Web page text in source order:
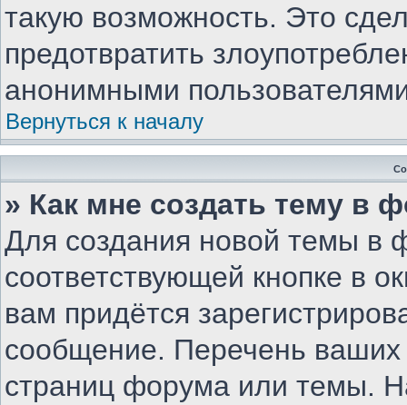
такую возможность. Это
предотвратить
анонимными
Вернуться к началу
» Как мне создать тему в
Для создания новой темы в
соответствующей кнопке в
вам придётся
сообщение. Перечень ваших
страниц форума или темы.